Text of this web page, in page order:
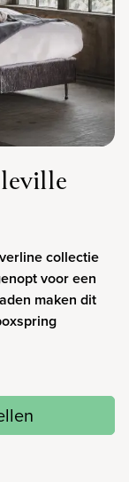
collectie
voor een
maken dit